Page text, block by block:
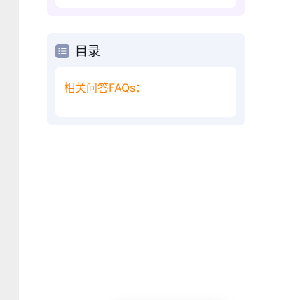
目录
相关问答FAQs：